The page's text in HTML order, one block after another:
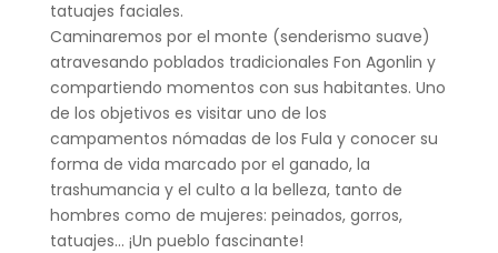
tatuajes faciales.
Caminaremos por el monte (senderismo suave)
atravesando poblados tradicionales Fon Agonlin y
compartiendo momentos con sus habitantes. Uno
de los objetivos es visitar uno de los
campamentos nómadas de los Fula y conocer su
forma de vida marcado por el ganado, la
trashumancia y el culto a la belleza, tanto de
hombres como de mujeres: peinados, gorros,
tatuajes… ¡Un pueblo fascinante!